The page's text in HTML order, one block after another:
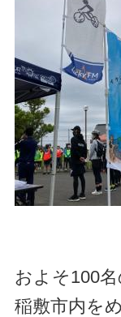
およそ100
稲敷市内を